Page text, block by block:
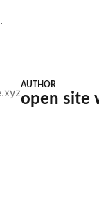
AUTHOR
open site